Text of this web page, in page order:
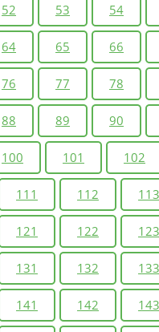
52 53 54
64 65 66
76 77 78
88 89 90
100 101 102
111 112 113
121 122 123
131 132 133
141 142 143